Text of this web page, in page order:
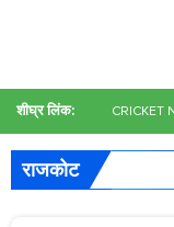
शीघ्र लिंक: CRICKET
राजकोट